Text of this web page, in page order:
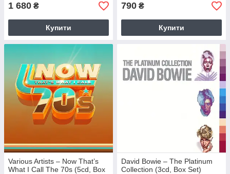
1 680 ₴
Купити
790 ₴
Купити
Various Artists – Now That’s
What I Call The 70s (5cd, Box
David Bowie – The Platinum
Collection (3cd, Box Set)